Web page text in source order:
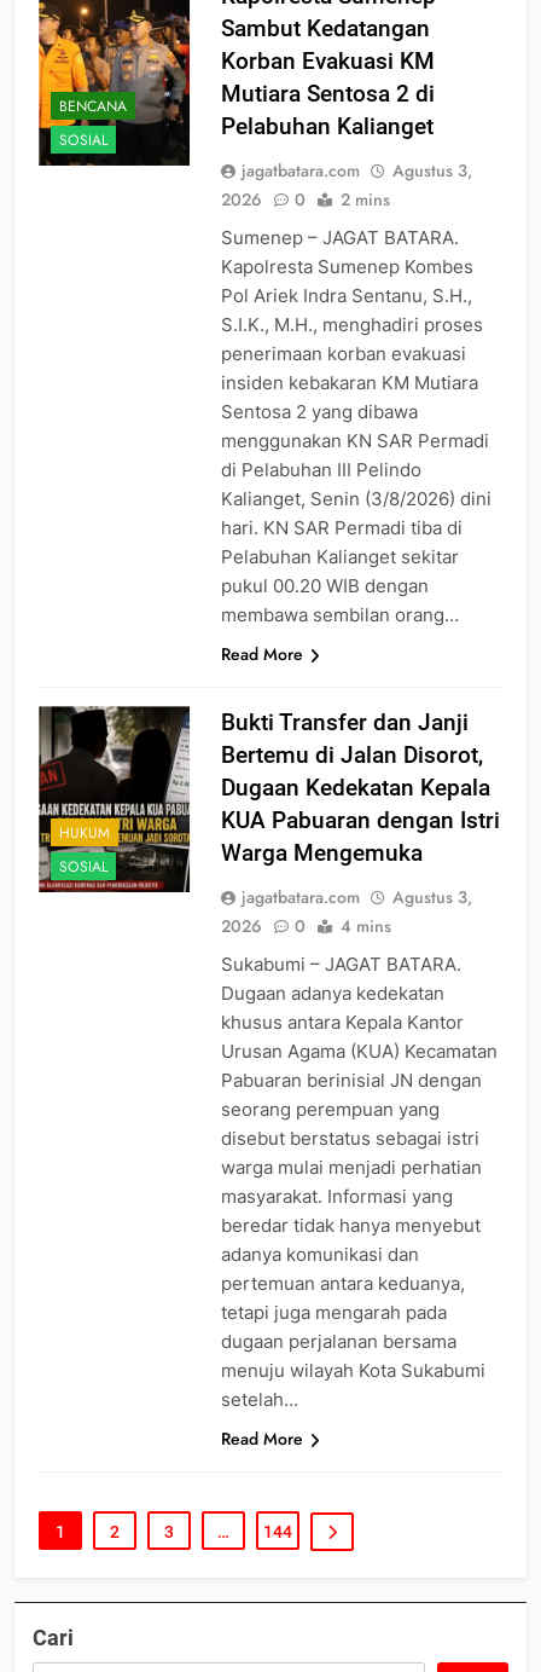
BENCANA
SOSIAL
Sambut Kedatangan
Korban Evakuasi KM
Mutiara Sentosa 2 di
Pelabuhan Kalianget
jagatbatara.com
Agustus 3,
2026
0 2 mins
Sumenep – JAGAT BATARA.
Kapolresta Sumenep Kombes
Pol Ariek Indra Sentanu, S.H.,
S.I.K., M.H., menghadiri proses
penerimaan korban evakuasi
insiden kebakaran KM Mutiara
Sentosa 2 yang dibawa
menggunakan KN SAR Permadi
di Pelabuhan III Pelindo
Kalianget, Senin (3/8/2026) dini
hari. KN SAR Permadi tiba di
Pelabuhan Kalianget sekitar
pukul 00.20 WIB dengan
membawa sembilan orang…
Read More
HUKUM
SOSIAL
Bukti Transfer dan Janji
Bertemu di Jalan Disorot,
Dugaan Kedekatan Kepala
KUA Pabuaran dengan Istri
Warga Mengemuka
jagatbatara.com
Agustus 3,
2026
0 4 mins
Sukabumi – JAGAT BATARA.
Dugaan adanya kedekatan
khusus antara Kepala Kantor
Urusan Agama (KUA) Kecamatan
Pabuaran berinisial JN dengan
seorang perempuan yang
disebut berstatus sebagai istri
warga mulai menjadi perhatian
masyarakat. Informasi yang
beredar tidak hanya menyebut
adanya komunikasi dan
pertemuan antara keduanya,
tetapi juga mengarah pada
dugaan perjalanan bersama
menuju wilayah Kota Sukabumi
setelah…
Read More
1 2 3 … 144
Cari